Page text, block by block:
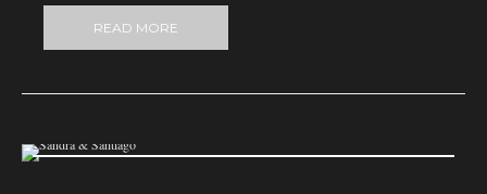
READ MORE